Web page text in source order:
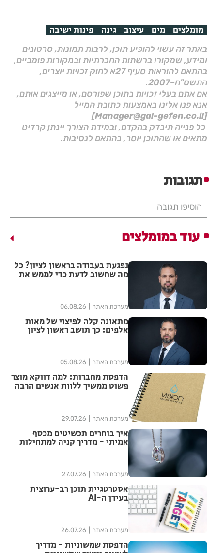
מומלצים מים עיצוב גינה פינות ישיבה
באתר זה עשוי להופיע תוכן, לרבות תמונות, סרטונים
ומידע, שמקורו ברשתות החברתיות ובמקורות פומביים,
בהתאם להוראות סעיף 27א לחוק זכויות יוצרים,
התשס"ח–2007.
אם אתם בעלי זכויות בתוכן שפורסם, או מייצגים אותם,
אנא פנו אלינו באמצעות כתובת המייל
[Manager@gal-gefen.co.il]
כל פנייה תיבדק בהקדם, ובמידת הצורך יינתן קרדיט
מתאים או שהתוכן יוסר, בהתאם לנסיבות.
תגובות
הוסיפו תגובה
עוד במומלצים
נפגעת בעבודה בראשון לציון? כל
מה שחשוב לדעת כדי לממש את
מערכת האתר 06.08.26
מתאונה קלה לפיצוי של מאות
אלפים: כך תושב ראשון לציון
מערכת האתר 05.08.26
הדפסת מחברות: למה דווקא מוצר
פשוט ממשיך ללוות אנשים הרבה
מערכת האתר 29.07.26
איך בוחרים תכשיטים מכסף
אמיתי - מדריך קניה למתחילות
מערכת האתר 27.07.26
אסטרטגיית תוכן רב-ערוצית
בעידן ה-AI
מערכת האתר 26.07.26
הדפסת שמשוניות - מדריך